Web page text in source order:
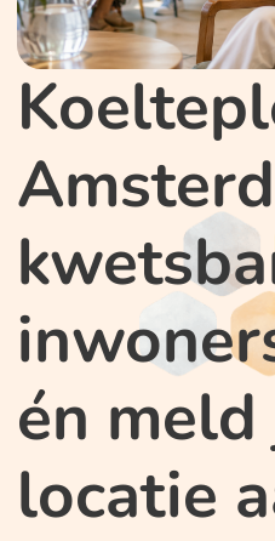
én meld
locatie